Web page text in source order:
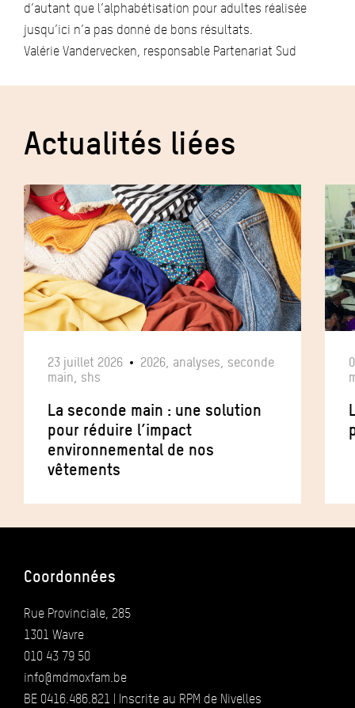
d’autant que l’alphabétisation pour adultes réalisée
jusqu’ici n’a pas donné de bons résultats.
Valérie Vandervecken, responsable Partenariat Sud
Actualités liées
23 juillet 2026
2026, analyses, seconde
main, shs
La seconde main : une solution
pour réduire l’impact
environnemental de nos
vêtements
Coordonnées
Rue Provinciale, 285
1301 Wavre
010 43 79 50
info@mdmoxfam.be
BE 0416.486.821 | Inscrite au RPM de Nivelles